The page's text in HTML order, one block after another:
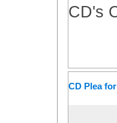
CD's
CD Plea